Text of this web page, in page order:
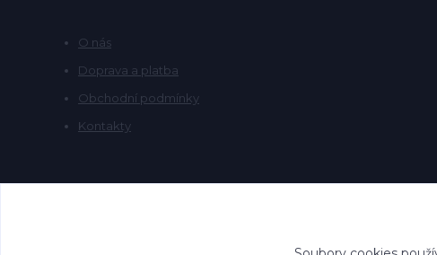
O nás
Doprava a platba
Obchodní podmínky
Kontakty